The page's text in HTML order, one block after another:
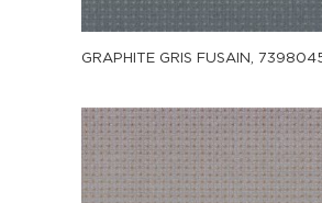
GRAPHITE GRIS FUSAIN,